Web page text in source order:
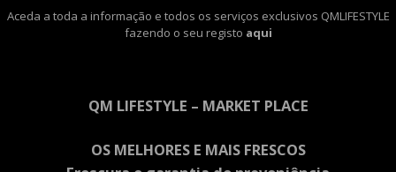
Aceda a toda a informação e todos os serviços exclusivos QMLIFESTYLE
fazendo o seu registo aqui
QM LIFESTYLE – MARKET PLACE
OS MELHORES E MAIS FRESCOS